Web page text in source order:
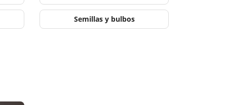
Semillas y bulbos